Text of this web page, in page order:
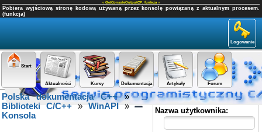
« GetConsoleOutputCP funkcja »
Pobiera wyjściową stronę kodową używaną przez konsolę powiązaną z aktualnym procesem.
(funkcja)
Logowanie
Start
Aktualności Kursy Dokumentacja Artykuły Forum
Panel użytkownika
Nazwa użytkownika:
Polska dokumentacja C++»
Biblioteki C/C++ » WinAPI»
Konsola